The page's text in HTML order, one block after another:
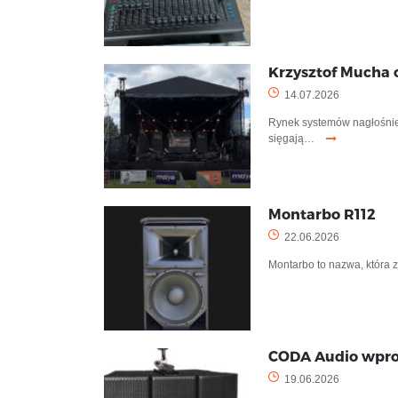
Krzysztof Mucha
14.07.2026
Rynek systemów
sięgają…
Montarbo R112
22.06.2026
Montarbo to nazwa,
CODA Audio
19.06.2026